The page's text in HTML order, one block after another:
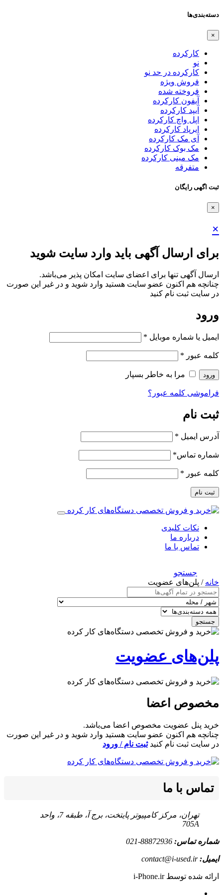
دسته‌بندی‌ها
×
کارکرده
نو
کارکرده در حد نو
فروش ویژه
فروخته شده
آیفون کارکرده
آیپد کارکرده
اپل واچ کارکرده
ایرپاد کارکرده
آی مک کارکرده
مک بوک کارکرده
مک مینی کارکرده
متفرقه
ثبت اگهی رایگان
×
×
برای ارسال آگهی باید وارد سایت شوید
ارسال آگهی تنها برای اعضای سایت امکان پذیر می‌باشد.
چنانچه هم‌ اکنون عضو سایت هستید وارد شوید و در غیر این صورت
در سایت ثبت نام کنید
ورود
ایمیل یا شماره موبایل *
کلمه عبور *
ورود مرا به خاطر بسپار
فراموشی کلمه عبور؟
ثبت نام
آدرس ایمیل *
شماره تماس*
کلمه عبور *
ثبت نام
نکات کلیدی
درباره ما
تماس با ما
جستجو
خانه / پلن‌های عضویت
جستجو
پلن‌های عضویت
مخصوص اعضا
خرید پنل عضویت مخصوص اعضا می‌باشد.
چنانچه هم‌ اکنون عضو سایت هستید وارد شوید و در غیر این صورت
در سایت ثبت نام کنیدثبت نام / ورود
تماس با ما
تهران، مرکز کامپیوتر پایتخت، برج آ، طبقه 7، واحد
705A
شماره تماس: 88872936-021
ایمیل:contact@i-used.ir
ارائه شده توسط i-Phone.ir